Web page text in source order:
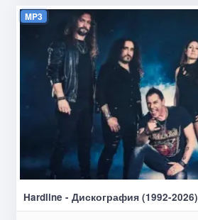
MP3
Hardline - Дискография (1992-2026)